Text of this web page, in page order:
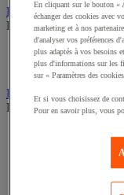
Rééducation et
Découvrez ce groupe
Rééducation
Bac de rétention et
Découvrez ce groupe
Support de
Conteneur et
En cliquant sur le bouton «
échanger des cookies avec
marketing et à nos
d'analyser vos préférences
plus adaptés à vos besoins
plus d'informations sur les
sur « Paramètres des
Et si vous choisissez de
Pour en savoir plus, vous